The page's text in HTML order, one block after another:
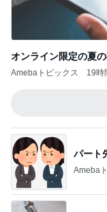
オンライン限定の夏
Amebaトピックス 19時
パート
Ameba